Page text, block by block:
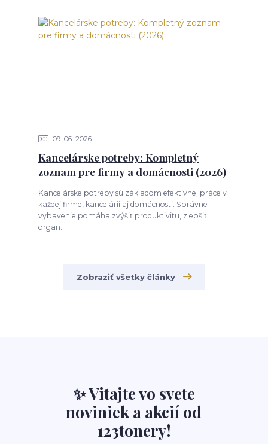
09 06 2026
Kancelárske potreby: Kompletný
zoznam pre firmy a domácnosti (2026)
Kancelárske potreby sú základom efektívnej práce v
každej firme, kancelárii aj domácnosti. Správne
vybavenie pomáha zvýšiť produktivitu, zlepšiť
organ...
Zobraziť všetky články
✨ Vitajte vo svete
noviniek a akcií od
123tonery!